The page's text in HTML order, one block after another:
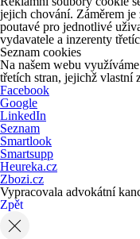
jejich chování. Záměrem je
poutavé pro jednotlivé
vydavatele a inzerenty
Seznam cookies
Na našem webu
třetích stran, jejichž vlastní
Facebook
Google
LinkedIn
Seznam
Smartlook
Smartsupp
Heureka.cz
Zbozi.cz
Vypracovala advokátní
Zpět